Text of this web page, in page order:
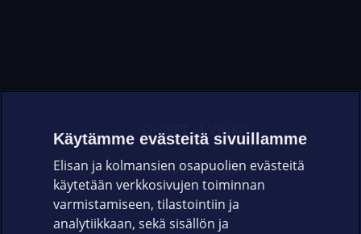
OHJEET JA VINKIT
OMAYHTEISÖ
VIANSELVITYS
Käytämme evästeitä sivuillamme
Elisan ja kolmansien osapuolien evästeitä
käytetään verkkosivujen toiminnan
varmistamiseen, tilastointiin ja
analytiikkaan, sekä sisällön ja